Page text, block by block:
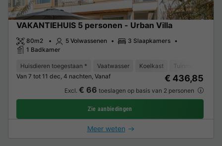
VAKANTIEHUIS 5 personen - Urban Villa
80m2 5 Volwassenen
3 Slaapkamers
1 Badkamer
Huisdieren toegestaan * Vaatwasser Koelkast
Tuinmeubelen
Van 7 tot 11 dec, 4 nachten, Vanaf
€ 436,85
Excl. € 66 toeslagen op basis van 2 personen
Zie aanbiedingen
Meer weten